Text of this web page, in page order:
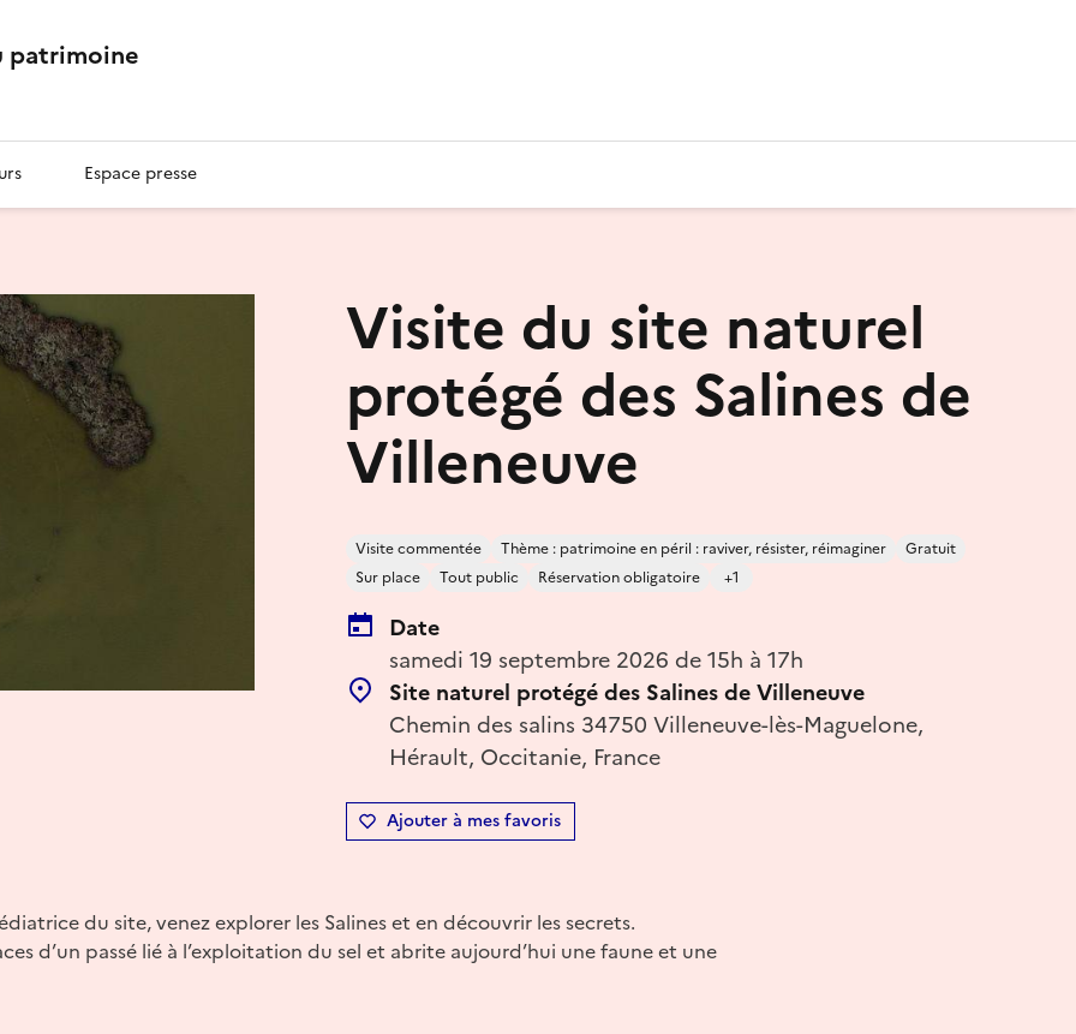
patrimoine
Espace presse
Visite du site naturel
protégé des Salines de
Villeneuve
Visite commentée Thème : patrimoine en péril : raviver, résister, réimaginer
Gratuit
Sur place
Tout public Réservation obligatoire +1
Date
samedi 19 septembre 2026 de 15h à 17h
Site naturel protégé des Salines de Villeneuve
Chemin des salins 34750 Villeneuve-lès-Maguelone,
Hérault, Occitanie, France
Ajouter à mes favoris
du site, venez explorer les Salines et en découvrir les secrets.
d’un passé lié à l’exploitation du sel et abrite aujourd’hui une faune et une